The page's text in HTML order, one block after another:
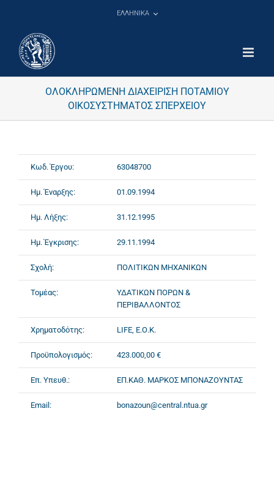
ΕΛΛΗΝΙΚΑ
ΟΛΟΚΛΗΡΩΜΕΝΗ ΔΙΑΧΕΙΡΙΣΗ ΠΟΤΑΜΙΟΥ
ΟΙΚΟΣΥΣΤΗΜΑΤΟΣ ΣΠΕΡΧΕΙΟΥ
Κωδ. Έργου: 63048700
Ημ. Έναρξης: 01.09.1994
Ημ. Λήξης: 31.12.1995
Ημ. Έγκρισης: 29.11.1994
Σχολή: ΠΟΛΙΤΙΚΩΝ ΜΗΧΑΝΙΚΩΝ
Τομέας:
ΥΔΑΤΙΚΩΝ ΠΟΡΩΝ &
ΠΕΡΙΒΑΛΛΟΝΤΟΣ
Χρηματοδότης: LIFE, Ε.Ο.Κ.
Προϋπολογισμός: 423.000,00 €
Επ. Υπευθ.: ΕΠ.ΚΑΘ. ΜΑΡΚΟΣ ΜΠΟΝΑΖΟΥΝΤΑΣ
Email: bonazoun@central.ntua.gr